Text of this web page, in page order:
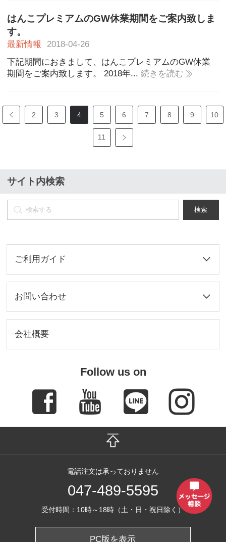
はんこプレミアムのGW休業期間をご案内致しま
す。
最新情報
2018-04-26
下記期間におきまして、はんこプレミアムのGW休業
期間をご案内致します。 2018年...続きを読む
2 3 4 5 6 7 8 9 10
11
サイト内検索
検索
ご利用ガイド
お問い合わせ
会社概要
Follow us on
電話注文は承っておりません
047-489-5595
受付時間：10時～18時（土・日・祝日除く）
PC版を表示